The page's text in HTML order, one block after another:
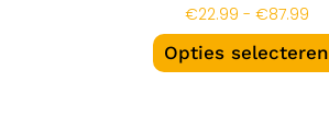
Gewaardeerd
5.00
€22.99 - €87.99
Opties selecteren